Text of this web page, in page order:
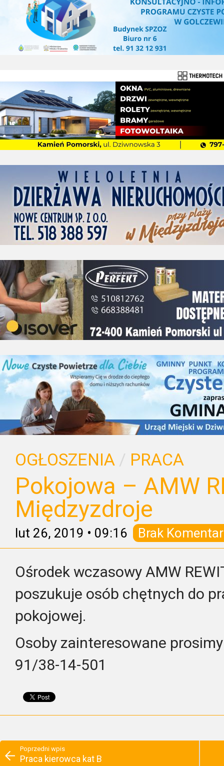
OGŁOSZENIA / PRACA
Pokojowa – AMW
Międzyzdroje
lut 26, 2019 • 09:16 Brak
Ośrodek wczasowy AMW
poszukuje osób chętnych do
pokojowej.
Osoby zainteresowane
91/38-14-501
Poprzedni wpis
Praca kierowca kat B